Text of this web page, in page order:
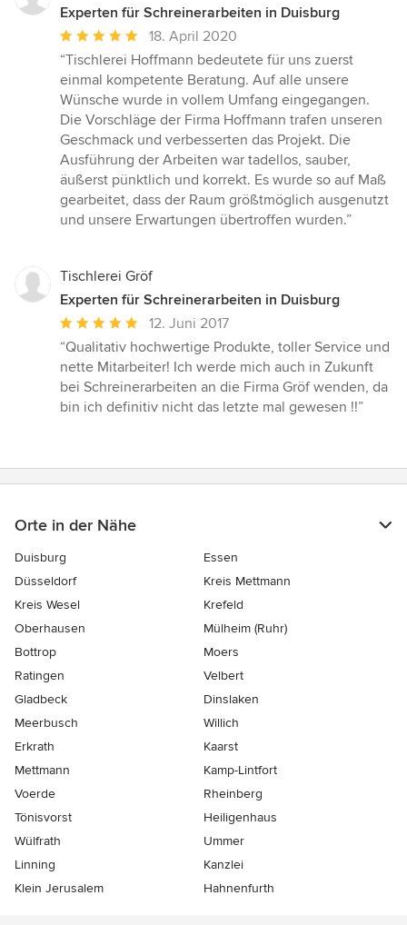
Experten für Schreinerarbeiten in Duisburg
Durchschnittliche
Bewertung:
5
von
5
Sternen
18. April 2020
“Tischlerei Hoffmann bedeutete für uns zuerst
einmal kompetente Beratung. Auf alle unsere
Wünsche wurde in vollem Umfang eingegangen.
Die Vorschläge der Firma Hoffmann trafen unseren
Geschmack und verbesserten das Projekt. Die
Ausführung der Arbeiten war tadellos, sauber,
äußerst pünktlich und korrekt. Es wurde so auf Maß
gearbeitet, dass der Raum größtmöglich ausgenutzt
und unsere Erwartungen übertroffen wurden.”
Tischlerei Gröf
Experten für Schreinerarbeiten in Duisburg
Durchschnittliche
Bewertung:
5
von
5
12. Juni 2017
“Qualitativ hochwertige Produkte, toller Service und
nette Mitarbeiter! Ich werde mich auch in Zukunft
bei Schreinerarbeiten an die Firma Gröf wenden, da
bin ich definitiv nicht das letzte mal gewesen !!”
Orte in der Nähe
Duisburg
Essen
Düsseldorf
Kreis Mettmann
Kreis Wesel
Krefeld
Oberhausen
Mülheim (Ruhr)
Bottrop
Moers
Ratingen
Velbert
Gladbeck
Dinslaken
Meerbusch
Willich
Erkrath
Kaarst
Mettmann
Kamp-Lintfort
Voerde
Rheinberg
Tönisvorst
Heiligenhaus
Wülfrath
Ummer
Linning
Kanzlei
Klein Jerusalem
Hahnenfurth